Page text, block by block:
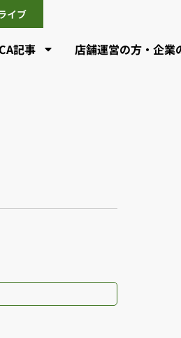
イブ
記事 店舗運営の方・企業